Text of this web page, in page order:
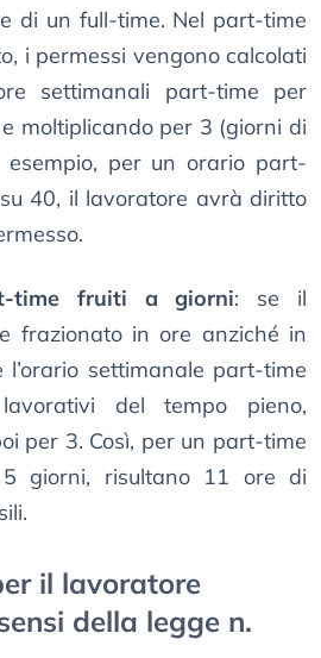
di un full-time. Nel part-time
i permessi vengono calcolati
settimanali part-time per
moltiplicando per 3 (giorni di
esempio, per un orario part-
40, il lavoratore avrà diritto
time fruiti a giorni: se il
frazionato in ore anziché in
l’orario settimanale part-time
del tempo pieno,
per 3. Così, per un part-time
giorni, risultano 11 ore di
il lavoratore
della legge n.